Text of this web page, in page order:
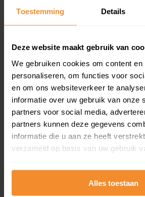
Toestemming Details
Deze website maakt gebruik van
We gebruiken cookies om content
personaliseren, om functies voor
en om ons websiteverkeer te
informatie over uw gebruik van onze
partners voor social media,
partners kunnen deze gegevens
informatie die u aan ze heeft
verzameld op basis van uw gebruik
Alles toestaan
en koopdatum) binnen een
inclusief een jaar lang gratis
koopsommen.
Bekijk product
Direct leverbaar
Kadastrale kaart pakket
Een uitgebreid overzicht van het